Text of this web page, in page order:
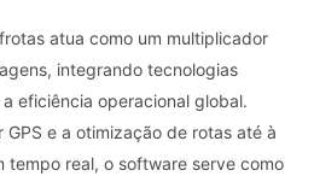
atua como um multiplicador
integrando tecnologias
eficiência operacional global.
e a otimização de rotas até à
tempo real, o software serve como